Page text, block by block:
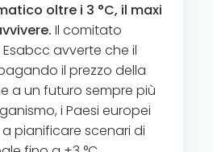
oltre i 3 °C, il maxi
Il comitato
avverte che il
il prezzo della
a un futuro sempre più
i Paesi europei
pianificare scenari di